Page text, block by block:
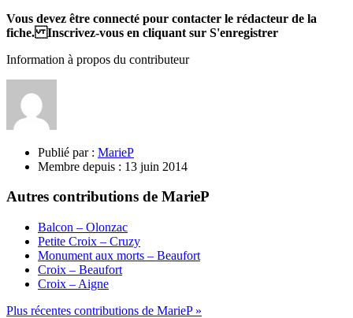
Vous devez être connecté pour contacter le rédacteur de la
fiche. Inscrivez-vous en cliquant sur S'enregistrer
Information à propos du contributeur
Publié par : MarieP
Membre depuis : 13 juin 2014
Autres contributions de MarieP
Balcon – Olonzac
Petite Croix – Cruzy
Monument aux morts – Beaufort
Croix – Beaufort
Croix – Aigne
Plus récentes contributions de MarieP »